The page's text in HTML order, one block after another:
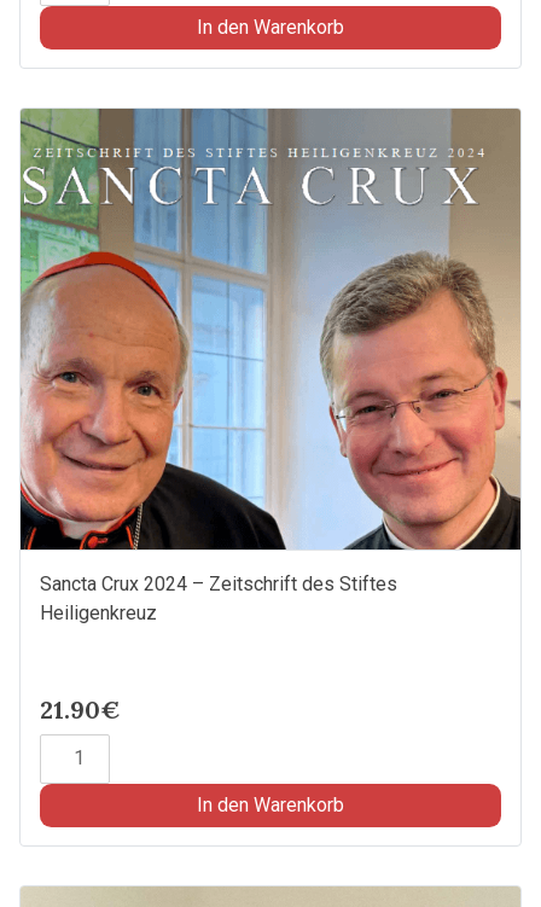
Ostern
-
Sondernummer
der
Sancta
Crux
Zeitschrift
des
Stiftes
Heiligenkreuz
Menge
In den Warenkorb
Sancta Crux 2024 – Zeitschrift des Stiftes
Heiligenkreuz
21.90€
Sancta
-
des
In den Warenkorb